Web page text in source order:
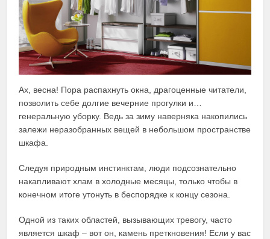
Ах, весна! Пора распахнуть окна, драгоценные читатели,
позволить себе долгие вечерние прогулки и…
генеральную уборку. Ведь за зиму наверняка накопились
залежи неразобранных вещей в небольшом пространстве
шкафа.
Следуя природным инстинктам, люди подсознательно
накапливают хлам в холодные месяцы, только чтобы в
конечном итоге утонуть в беспорядке к концу сезона.
Одной из таких областей, вызывающих тревогу, часто
является шкаф ‒ вот он, камень преткновения! Если у вас